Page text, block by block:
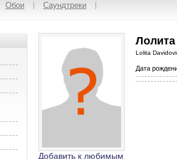
Обои Саундтреки
Добавить к любимым
Lolita
Дата